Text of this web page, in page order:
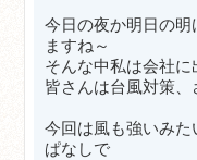
今日の夜か明日の明
ますね～
そんな中私は会社
皆さんは台風対策、
今回は風も強いみた
ぱなしで